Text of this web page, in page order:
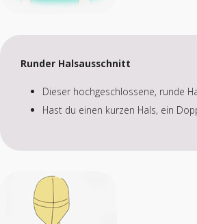
Runder Halsausschnitt
Dieser hochgeschlossene, runde
Hast du einen kurzen Hals, ein